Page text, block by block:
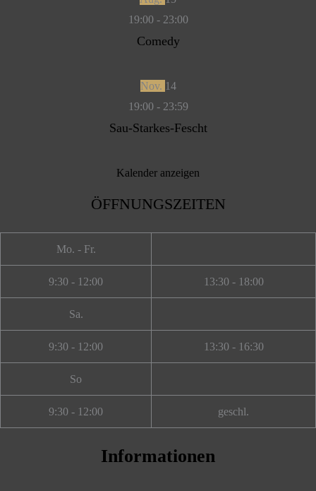
19:00- 23:00
Comedy
Nov. 14
19:00- 23:59
Sau-Starkes-Fescht
Kalender anzeigen
ÖFFNUNGSZEITEN
Mo. - Fr.
9:30 - 12:00 13:30 - 18:00
Sa.
9:30 - 12:00 13:30 - 16:30
So
9:30 - 12:00 geschl.
Informationen